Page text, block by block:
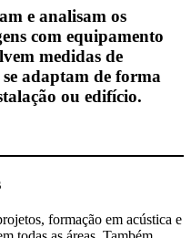
e analisam os
com equipamento
medidas de
adaptam de forma
ou edifício.
formação em acústica e